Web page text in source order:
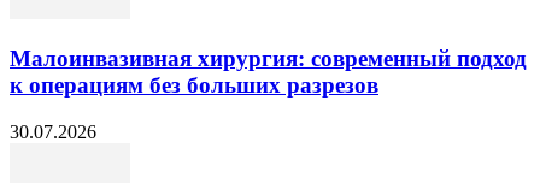
Малоинвазивная хирургия: современный подход
к операциям без больших разрезов
30.07.2026